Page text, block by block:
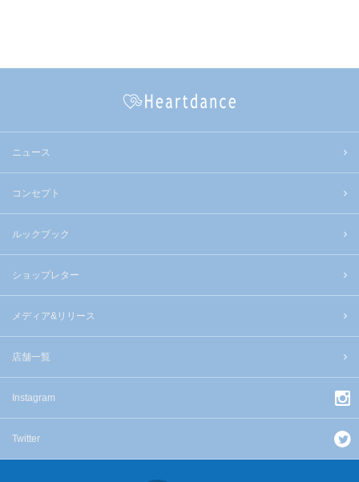
ニュース
コンセプト
ルックブック
ショップレター
メディア&リリース
店舗一覧
Instagram
Twitter